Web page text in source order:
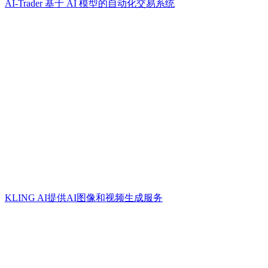
AI-Trader 基于 AI 模型的自动化交易系统
KLING AI提供AI图像和视频生成服务